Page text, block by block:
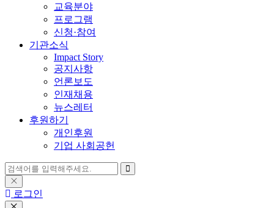
교육분야
프로그램
신청·참여
기관소식
Impact Story
공지사항
언론보도
인재채용
뉴스레터
후원하기
개인후원
기업 사회공헌
로그인